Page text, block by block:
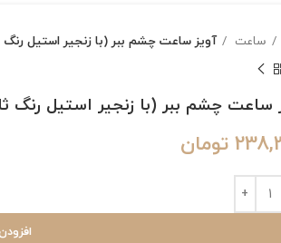
ساعت آویز ساعت چشم ببر (با زنجیر استیل
ساعت چشم ببر (با زنجیر استیل رنگ
تومان